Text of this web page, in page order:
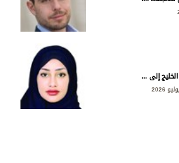
السؤال الخطأ: هل يحتاج الخليج إلى «ناتو»؟